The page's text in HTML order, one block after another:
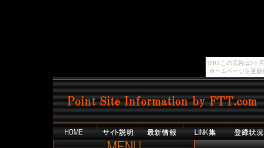
[PR] この広告は3ヶ
ホームページを更